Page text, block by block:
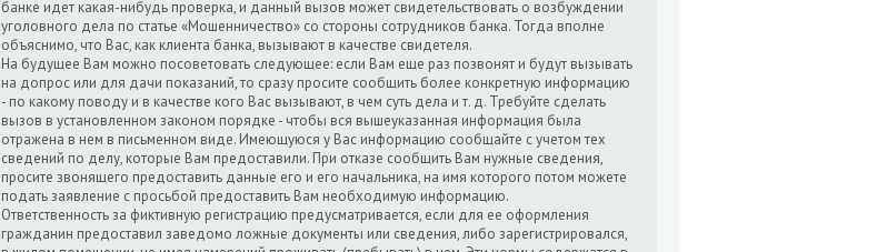
банке идет какая-нибудь проверка, и данный вызов может свидетельствовать о возбуждении
уголовного дела по статье «Мошенничество» со стороны сотрудников банка. Тогда вполне
объяснимо, что Вас, как клиента банка, вызывают в качестве свидетеля.
На будущее Вам можно посоветовать следующее: если Вам еще раз позвонят и будут вызывать
на допрос или для дачи показаний, то сразу просите сообщить более конкретную информацию
- по какому поводу и в качестве кого Вас вызывают, в чем суть дела и т. д. Требуйте сделать
вызов в установленном законом порядке - чтобы вся вышеуказанная информация была
отражена в нем в письменном виде. Имеющуюся у Вас информацию сообщайте с учетом тех
сведений по делу, которые Вам предоставили. При отказе сообщить Вам нужные сведения,
просите звонящего предоставить данные его и его начальника, на имя которого потом можете
подать заявление с просьбой предоставить Вам необходимую информацию.
Ответственность за фиктивную регистрацию предусматривается, если для ее оформления
гражданин предоставил заведомо ложные документы или сведения, либо зарегистрировался,